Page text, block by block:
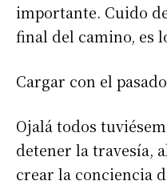
importante. Cuido
final del camino, es
Cargar con el
Ojalá todos
detener la travesía,
crear la conciencia